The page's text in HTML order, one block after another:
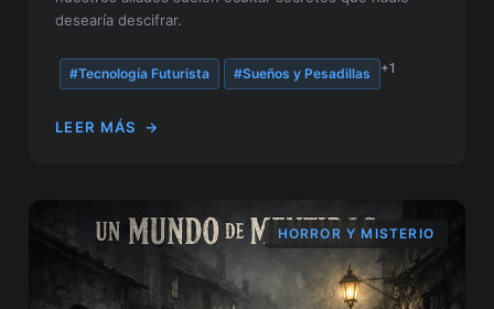
desearía descifrar.
#Tecnología Futurista #Sueños y Pesadillas +1
LEER MÁS →
HORROR Y MISTERIO